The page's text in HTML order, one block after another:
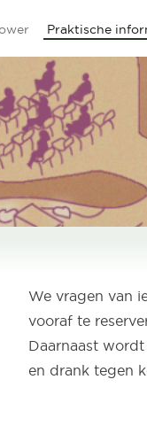
Praktische
We vragen van
vooraf te
Daarnaast
en drank tegen